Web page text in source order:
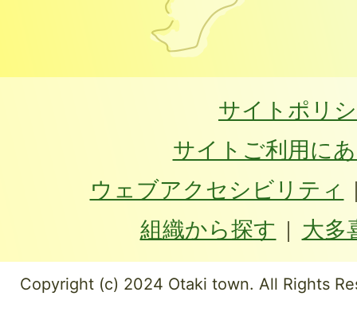
サイトポリ
サイトご利用に
ウェブアクセシビリティ
組織から探す
大多
Copyright (c) 2024 Otaki town. All Rights